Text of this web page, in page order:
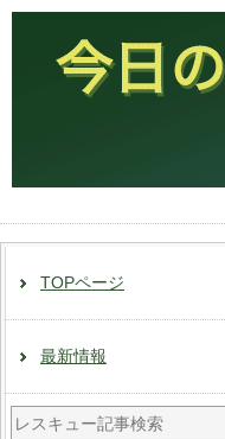
TOPページ
最新情報